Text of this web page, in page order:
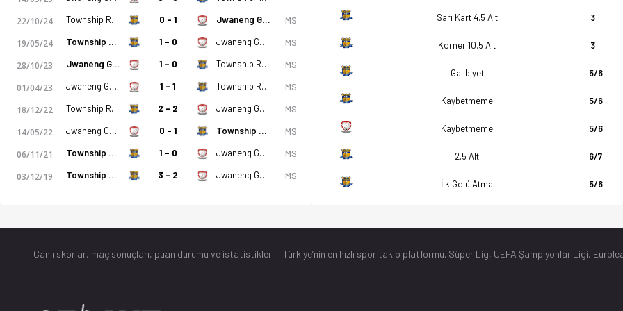
22/10/24 Township Rollers 0 - 1 Jwaneng Galaxy MS
19/05/24 Township Rollers 1 - 0 Jwaneng Galaxy MS
28/10/23 Jwaneng Galaxy 1 - 0 Township Rollers MS
01/04/23 Jwaneng Galaxy 1 - 1 Township Rollers MS
18/12/22 Township Rollers 2 - 2 Jwaneng Galaxy MS
14/05/22 Jwaneng Galaxy 0 - 1 Township Rollers MS
06/11/21 Township Rollers 1 - 0 Jwaneng Galaxy MS
03/12/19 Township Rollers 3 - 2 Jwaneng Galaxy MS
Sarı Kart 4.5 Alt 3
Korner 10.5 Alt 3
Galibiyet 5/6
Kaybetmeme 5/6
Kaybetmeme 5/6
2.5 Alt 6/7
İlk Golü Atma 5/6
Canlı skorlar, maç sonuçları, puan durumu ve istatistikler — Türkiye’nin en hızlı spor takip platformu. Süper Lig, UEFA Şampiyonlar Ligi,